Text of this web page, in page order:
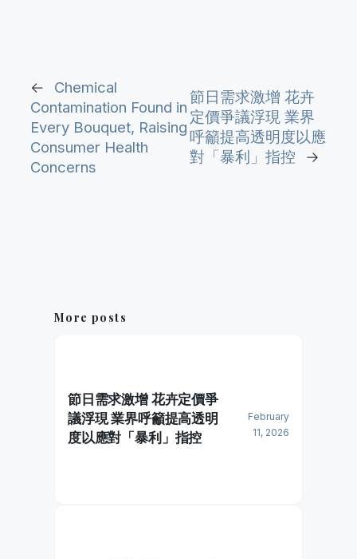
←
Chemical
Contamination Found in
Every Bouquet, Raising
Consumer Health
Concerns
節日需求激增 花卉
定價爭議浮現 業界
呼籲提高透明度以應
對「暴利」指控
→
More posts
節日需求激增 花卉定價爭
議浮現 業界呼籲提高透明
度以應對「暴利」指控
February
11, 2026